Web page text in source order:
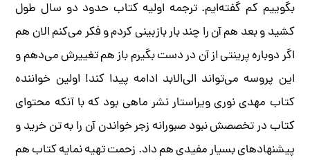
بگوییم کم گفته‌ایم. ترجمه اولیه کتاب حدود دو سال طول
کشید و بعد هم آن را چند بار بازبینی کردم و فکر می‌کنم الان هم
اگر دوباره پرینتی از آن در دست بگیرم باز هم تغییرش می‌دهم و
این پروسه می‌تواند الی‌الابد ادامه پیدا کند! اولین خواننده
کتاب مهدی نوری ویراستار نشر ماهی بود که با آنکه محتوای
کتاب در تخصصش نبود صبورانه زجر خواندن آن را به تن خرید و
پیشنهادهای بسیار مفیدی هم داد. زحمت تهیه نمایه کتاب هم